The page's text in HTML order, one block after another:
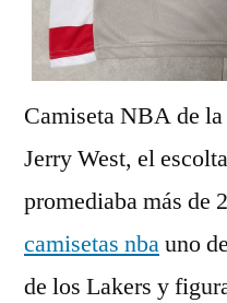
Camiseta NBA de
Jerry West, el
promediaba más de
camisetas nbauno
de los Lakers y